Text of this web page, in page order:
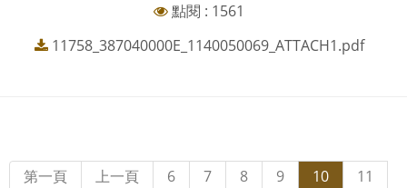
點閱 : 1561
11758_387040000E_1140050069_ATTACH1.pdf
第一頁 上一頁 6 7 8 9 10
11